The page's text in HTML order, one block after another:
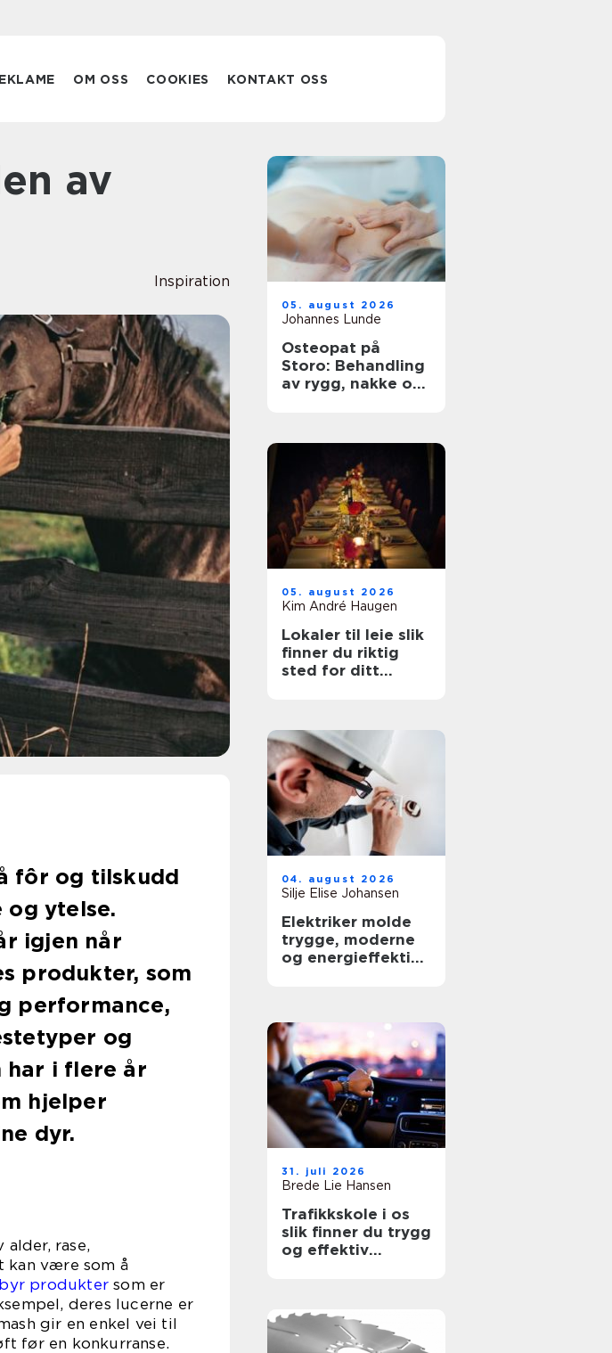
OM OSS COOKIES KONTAKT OSS
Inspiration
fôr og tilskudd
og ytelse.
igjen når
produkter, som
performance,
og
har i flere år
hjelper
dyr.
rase,
kan være som å
produkter som er
deres lucerne er
gir en enkel vei til
før en konkurranse.
05. august 2026
Johannes Lunde
Osteopat på
Storo: Behandling
av rygg, nakke og
05. august 2026
Kim André Haugen
Lokaler til leie slik
finner du riktig
sted for ditt
04. august 2026
Silje Elise Johansen
Elektriker molde
trygge, moderne
og energieffektive
31. juli 2026
Brede Lie Hansen
Trafikkskole i os
slik finner du trygg
og effektiv